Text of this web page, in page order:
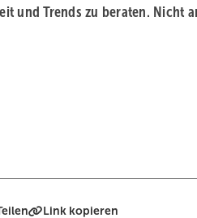
und Trends zu beraten. Nicht
Link kopieren